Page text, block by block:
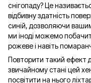
снігопаду? Це
відбивну здатність
синій, дозволяючи
ми іноді можемо
рожеве і навіть
Повторити такий ефект
звичайному стані цей
посвітити на нього